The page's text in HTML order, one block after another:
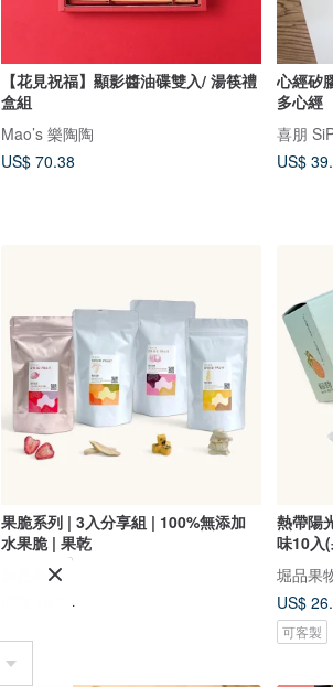
【花見祝福】顯影醬油碟雙入/ 湯筷禮
盒組
Mao’s 樂陶陶
US$ 70.38
心經矽
多心經
喜朋
US$
果脆系列 | 3入分享組 | 100%無添加
水果脆 | 果乾
堀品果物
US$ 18.94
熱帶陽
味10入
堀品果
US$
可客製